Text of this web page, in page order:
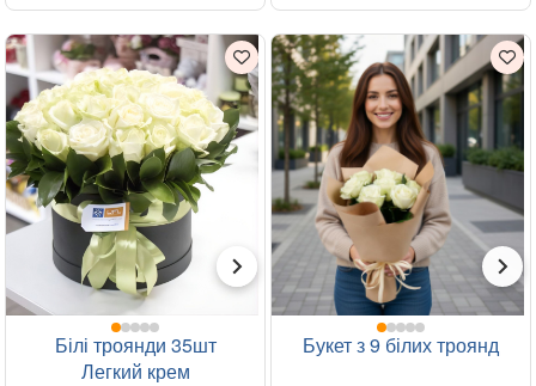
Білі троянди 35шт
Легкий крем
Букет з 9 білих троянд